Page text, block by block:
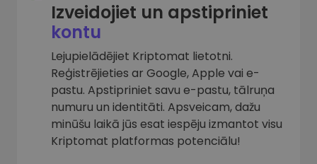
Izveidojiet un apstipriniet
kontu
Lejupielādējiet Kriptomat lietotni.
Reģistrējieties ar Google, Apple vai e-
pastu. Apstipriniet savu e-pastu, tālruņa
numuru un identitāti. Apsveicam, dažu
minūšu laikā jūs esat iespēju izmantot visu
Kriptomat platformas potenciālu!